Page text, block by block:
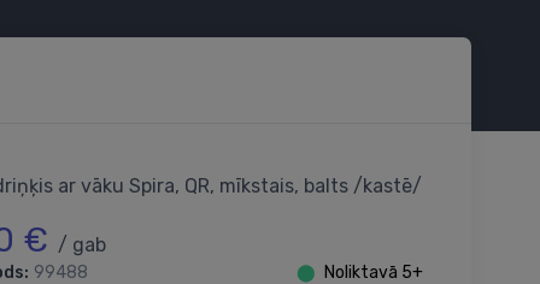
ar vāku Spira, QR, mīkstais, balts /kastē/
€ / gab
99488 ⬤ Noliktavā 5+